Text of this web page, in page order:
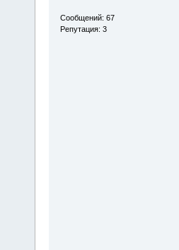
Сообщений: 67
Репутация: 3